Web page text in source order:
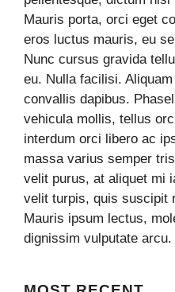
Mauris porta, orci eget
eros luctus mauris, eu
Nunc cursus gravida
eu. Nulla facilisi.
convallis dapibus.
vehicula mollis, tellus
interdum orci libero ac
massa varius semper
velit purus, at aliquet mi
velit turpis, quis suscipit
Mauris ipsum lectus,
dignissim vulputate arcu.